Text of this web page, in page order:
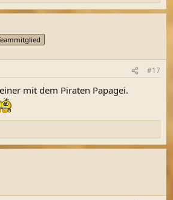
#17
mit dem Piraten Papagei.